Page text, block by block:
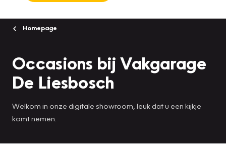
Homepage
Occasions bij Vakgarage
De Liesbosch
Welkom in onze digitale showroom, leuk dat u een kijkje
komt nemen.